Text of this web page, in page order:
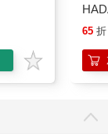
金
臉
65 折